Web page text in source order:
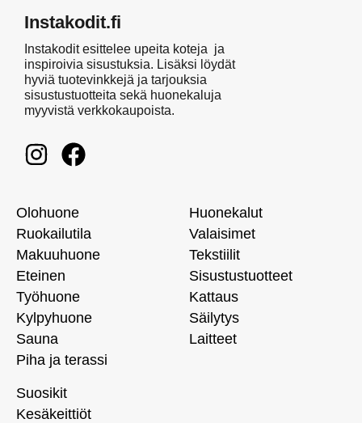
Instakodit.fi
Instakodit esittelee upeita koteja ja
inspiroivia sisustuksia. Lisäksi löydät
hyviä tuotevinkkejä ja tarjouksia
sisustustuotteita sekä huonekaluja
myyvistä verkkokaupoista.
Olohuone
Ruokailutila
Makuuhuone
Eteinen
Työhuone
Kylpyhuone
Sauna
Piha ja terassi
Huonekalut
Valaisimet
Tekstiilit
Sisustustuotteet
Kattaus
Säilytys
Laitteet
Suosikit
Kesäkeittiöt